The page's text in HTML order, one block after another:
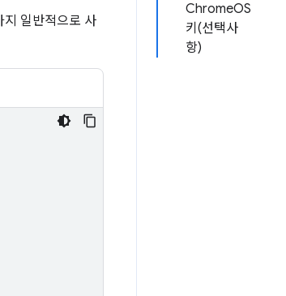
ChromeOS
키(선택사
항)
지 일반적으로 사